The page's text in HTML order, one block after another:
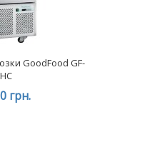
GoodFood GF-
грн.